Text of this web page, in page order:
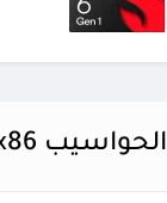
الحواسيب x86